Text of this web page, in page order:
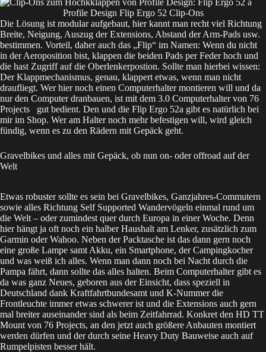
Profile Design Flip Ergo 52 Clip-Ons
Die Lösung ist modular aufgebaut, hier kannt man recht viel Richtung
Breite, Neigung, Auszug der Extensions, Abstand der Arm-Pads usw.
bestimmen. Vorteil, daher auch das „Flip“ im Namen: Wenn du nicht
in der Aeroposition bist, klappen die beiden Pads per Feder hoch und
die hast Zugriff auf die Oberlenkerpostion. Sollte man hierbei wissen:
Der Klappmechanismus, genau, klappert etwas, wenn man nicht
draufliegt. Wer hier noch einen Computerhalter montieren will und da
nur den Computer dranbauen, ist mit dem 3.0 Computerhalter von 76
Projects gut bedient. Den und die Flip Ergo 52a gibt es natürlich bei
mir im Shop. Wer am Halter noch mehr befestigen will, wird gleich
fündig, wenn es zu den Rädern mit Gepäck geht.
Gravelbikes und alles mit Gepäck, ob nun on- oder offroad auf der
Welt
Etwas robuster sollte es sein bei Gravelbikes, Ganzjahres-Commutern
sowie alles Richtung Self Supported Wandervögeln einmal rund um
die Welt – oder zumindest quer durch Europa in einer Woche. Denn
hier hängt ja oft noch ein halber Haushalt am Lenker, zusätzlich zum
Garmin oder Wahoo. Neben der Packtasche ist das dann gern noch
eine große Lampe samt Akku, ein Smartphone, der Campingkocher
und was weiß ich alles. Wenn man dann noch bei Nacht durch die
Pampa fährt, dann sollte das alles halten. Beim Computerhalter gibt es
da was ganz Neues, geboren aus der Einsicht, dass speziell in
Deutschland dank Kraftfahrtbundesamt und K-Nummer die
Frontleuchte immer etwas schwerer ist und die Extensions auch gern
mal breiter auseinander sind als beim Zeitfahrrad. Konkret den HD TT
Mount von 76 Projects, an den jetzt auch größere Anbauten montiert
werden dürfen und der durch seine Heavy Duty Bauweise auch auf
Rumpelpisten besser hält.